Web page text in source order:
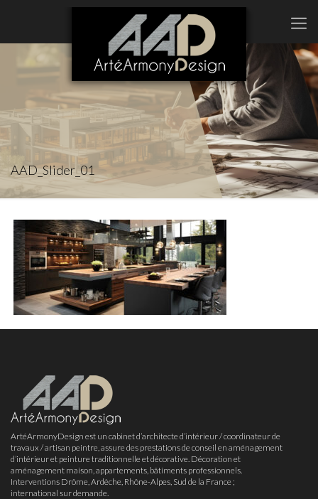
AAD_Slider_01
ArtéArmonyDesign est un cabinet d’architecte d’intérieur / coordinateur de
travaux / artisan peintre, assure des prestations de conseil en aménagement
d’intérieur et peinture traditionnelle et décorative. Décoration et
aménagement maison, appartements, bâtiments professionnels.
Interventions Drôme, Ardèche, Rhône-Alpes, Sud de la France ;
international sur demande.